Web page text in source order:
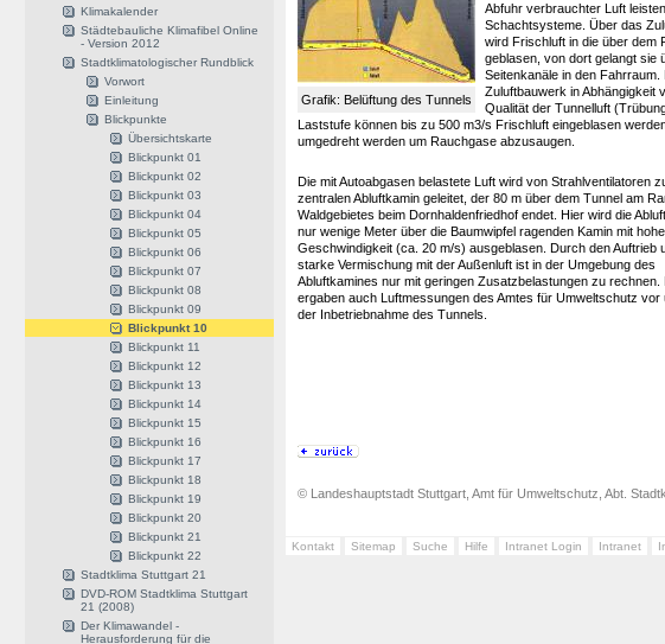
Klimakalender
Städtebauliche Klimafibel Online
- Version 2012
Stadtklimatologischer Rundblick
Vorwort
Einleitung
Blickpunkte
Übersichtskarte
Blickpunkt 01
Blickpunkt 02
Blickpunkt 03
Blickpunkt 04
Blickpunkt 05
Blickpunkt 06
Blickpunkt 07
Blickpunkt 08
Blickpunkt 09
Blickpunkt 10
Blickpunkt 11
Blickpunkt 12
Blickpunkt 13
Blickpunkt 14
Blickpunkt 15
Blickpunkt 16
Blickpunkt 17
Blickpunkt 18
Blickpunkt 19
Blickpunkt 20
Blickpunkt 21
Blickpunkt 22
Stadtklima Stuttgart 21
DVD-ROM Stadtklima Stuttgart
21 (2008)
Der Klimawandel -
Herausforderung für die
Grafik: Belüftung des Tunnels
Abfuhr verbrauchter Luft
Schachtsysteme. Über das
wird Frischluft in die über dem
geblasen, von dort gelangt sie
Seitenkanäle in den Fahrraum.
Zuluftbauwerk in Abhängigkeit
Qualität der Tunnelluft
Laststufe können bis zu 500 m3/s Frischluft eingeblasen
umgedreht werden um Rauchgase abzusaugen.
Die mit Autoabgasen belastete Luft wird von Strahlventilatoren
zentralen Abluftkamin geleitet, der 80 m über dem Tunnel am
Waldgebietes beim Dornhaldenfriedhof endet. Hier wird die
nur wenige Meter über die Baumwipfel ragenden Kamin mit
Geschwindigkeit (ca. 20 m/s) ausgeblasen. Durch den Auftrieb
starke Vermischung mit der Außenluft ist in der Umgebung des
Abluftkamines nur mit geringen Zusatzbelastungen zu rechnen.
ergaben auch Luftmessungen des Amtes für Umweltschutz vor
der Inbetriebnahme des Tunnels.
© Landeshauptstadt Stuttgart, Amt für Umweltschutz, Abt.
Kontakt Sitemap Suche Hilfe Intranet Login Intranet